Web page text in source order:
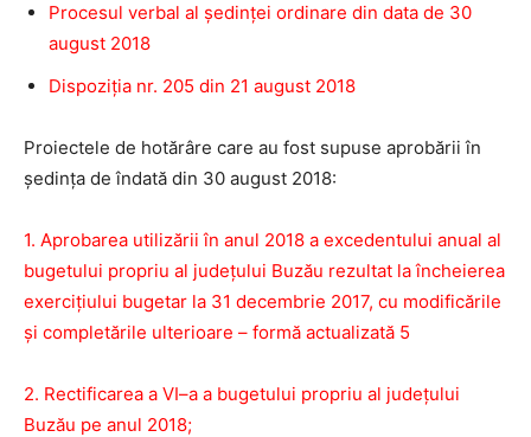
Procesul verbal al ședinței ordinare din data de 30
august 2018
Dispoziția nr. 205 din 21 august 2018
Proiectele de hotărâre care au fost supuse aprobării în
ședința de îndată din 30 august 2018:
1. Aprobarea utilizării în anul 2018 a excedentului anual al
bugetului propriu al județului Buzău rezultat la încheierea
exercițiului bugetar la 31 decembrie 2017, cu modificările
și completările ulterioare – formă actualizată 5
2. Rectificarea a VI–a a bugetului propriu al județului
Buzău pe anul 2018;